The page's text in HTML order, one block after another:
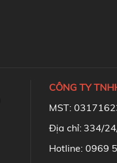
CÔNG TY
MST:
Địa chỉ: 334/
Hotline: 0969